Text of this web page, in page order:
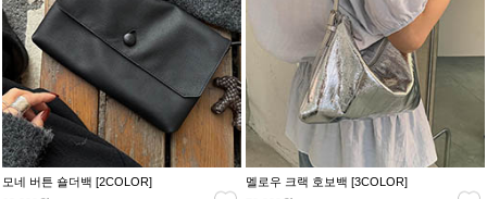
모네 버튼 숄더백 [2COLOR]
멜로우 크랙 호보백 [3COLOR]